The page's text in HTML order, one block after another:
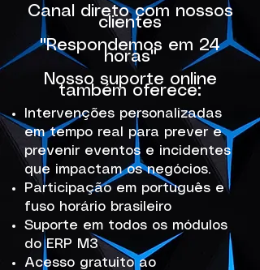
Canal direto com nossos
clientes
"Respondemos em 24
horas"
Nosso suporte online
também oferece:
Intervenções personalizadas
em tempo real para prever e
prevenir eventos e incidentes
que impactam os negócios.
Participação em português e
fuso horário brasileiro
Suporte em todos os módulos
do ERP M3
Acesso gratuito ao